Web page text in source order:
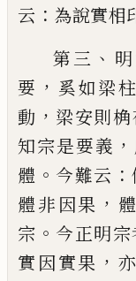
云 ： 為說實相
第三 、
要 ， 奚如梁
動 ， 梁安則桷
知宗是要義 ，
體 。 今難云 ：
體非因果 ，
宗 。 今正明宗
實因實果 ，